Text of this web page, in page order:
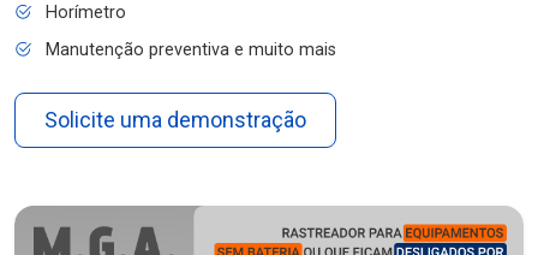
Horímetro
Manutenção preventiva e muito mais
Solicite uma demonstração